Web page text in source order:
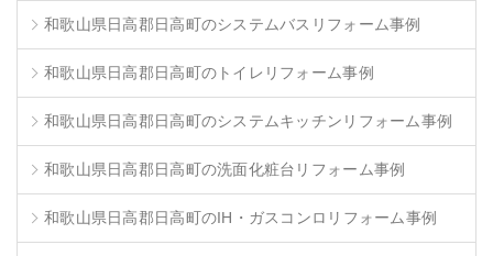
和歌山県日高郡日高町のシステムバスリフォーム事例
和歌山県日高郡日高町のトイレリフォーム事例
和歌山県日高郡日高町のシステムキッチンリフォーム事例
和歌山県日高郡日高町の洗面化粧台リフォーム事例
和歌山県日高郡日高町のIH・ガスコンロリフォーム事例